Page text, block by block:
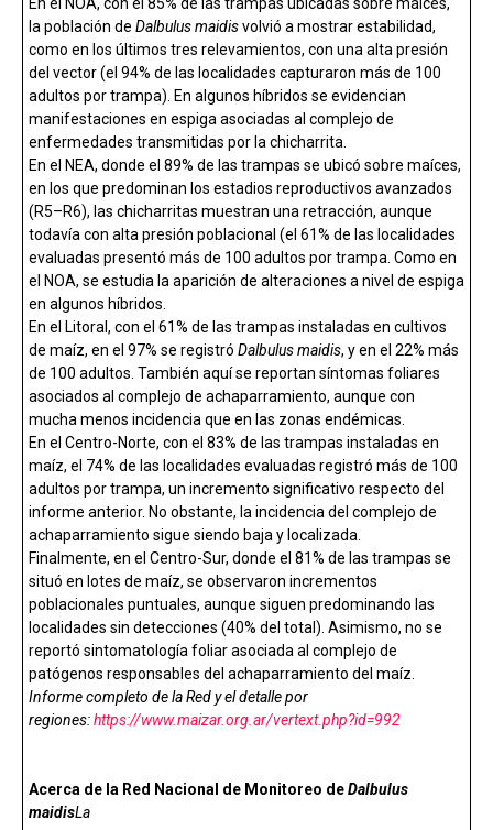
la población de Dalbulus maidisvolvió a mostrar estabilidad,
como en los últimos tres relevamientos, con una alta presión
del vector (el 94% de las localidades capturaron más de 100
adultos por trampa). En algunos híbridos se evidencian
manifestaciones en espiga asociadas al complejo de
enfermedades transmitidas por la chicharrita.
En el NEA, donde el 89% de las trampas se ubicó sobre maíces,
en los que predominan los estadios reproductivos avanzados
(R5–R6), las chicharritas muestran una retracción, aunque
todavía con alta presión poblacional (el 61% de las localidades
evaluadas presentó más de 100 adultos por trampa. Como en
el NOA, se estudia la aparición de alteraciones a nivel de espiga
en algunos híbridos.
En el Litoral, con el 61% de las trampas instaladas en cultivos
de maíz, en el 97% se registró Dalbulus maidis, y en el 22% más
de 100 adultos. También aquí se reportan síntomas foliares
asociados al complejo de achaparramiento, aunque con
mucha menos incidencia que en las zonas endémicas.
En el Centro-Norte, con el 83% de las trampas instaladas en
maíz, el 74% de las localidades evaluadas registró más de 100
adultos por trampa, un incremento significativo respecto del
informe anterior. No obstante, la incidencia del complejo de
achaparramiento sigue siendo baja y localizada.
Finalmente, en el Centro-Sur, donde el 81% de las trampas se
situó en lotes de maíz, se observaron incrementos
poblacionales puntuales, aunque siguen predominando las
localidades sin detecciones (40% del total). Asimismo, no se
reportó sintomatología foliar asociada al complejo de
patógenos responsables del achaparramiento del maíz.
Informe completo de la Red y el detalle por
regiones:https://www.maizar.org.ar/vertext.php?id=992
Acerca de la Red Nacional de Monitoreo deDalbulus
maidisLa